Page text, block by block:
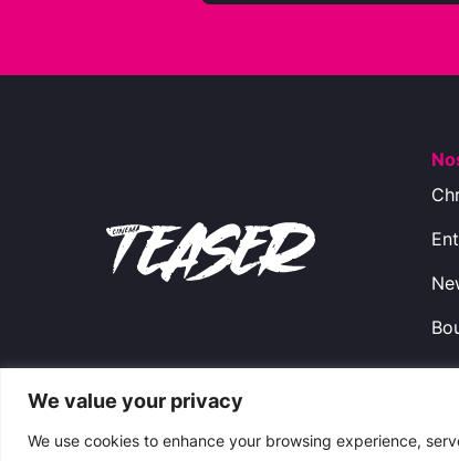
We value your privacy
We use cookies to enhance your browsing experience,
Copyright © 2009-2024 CinemaTeaser -